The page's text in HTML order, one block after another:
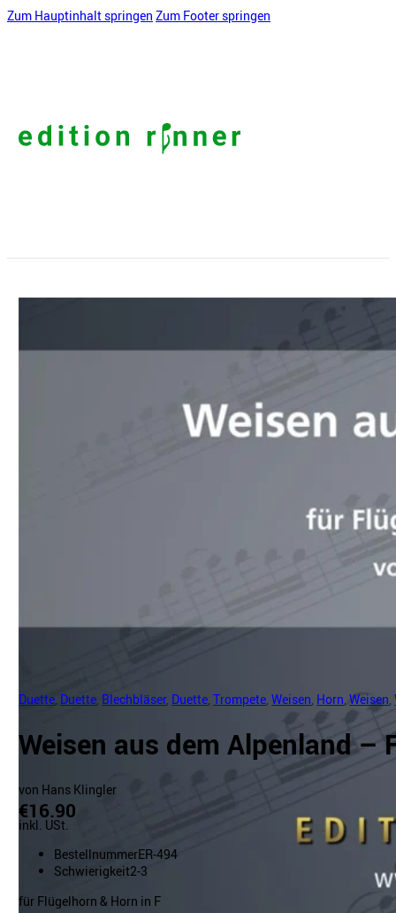
Zum Hauptinhalt springen Zum Footer springen
Duette Duette Blechbläser, Duette ,Trompete ,Weisen Horn ,Weisen ,
Weisen aus dem Alpenland –
von Hans Klingler
€16.90
inkl. USt.
BestellnummerER-494
Schwierigkeit2-3
für Flügelhorn & Horn in F